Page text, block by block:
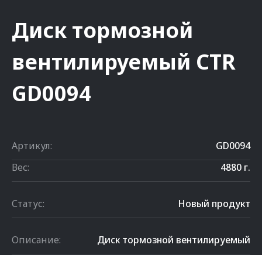
Диск тормозной
вентилируемый CTR
GD0094
Артикул:
GD0094
Вес:
4880 г.
Статус: Новый продукт
Описание: Диск тормозной вентилируемый